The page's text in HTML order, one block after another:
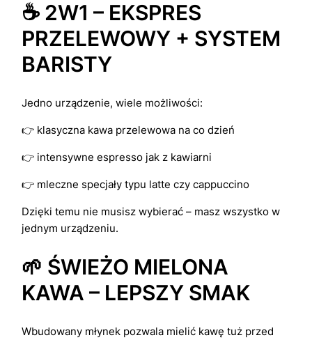
☕ 2W1 – EKSPRES
PRZELEWOWY + SYSTEM
BARISTY
Jedno urządzenie, wiele możliwości:
👉 klasyczna kawa przelewowa na co dzień
👉 intensywne espresso jak z kawiarni
👉 mleczne specjały typu latte czy cappuccino
Dzięki temu nie musisz wybierać – masz wszystko w
jednym urządzeniu.
🌱 ŚWIEŻO MIELONA
KAWA – LEPSZY SMAK
Wbudowany młynek pozwala mielić kawę tuż przed